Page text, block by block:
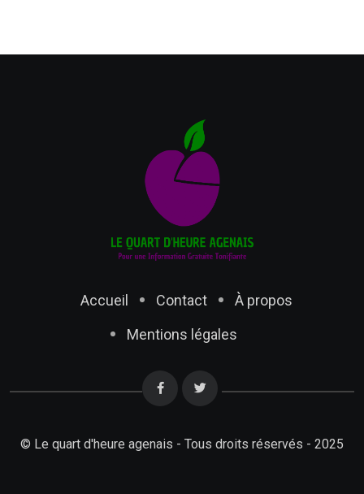
Accueil Contact
À propos
Mentions légales
© Le quart d'heure agenais - Tous droits réservés - 2025